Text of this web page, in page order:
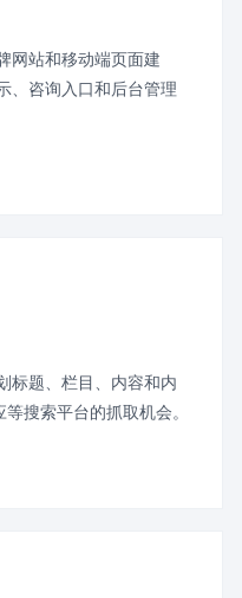
网站和移动端页面建
、咨询入口和后台管理
标题、栏目、内容和内
搜索平台的抓取机会。